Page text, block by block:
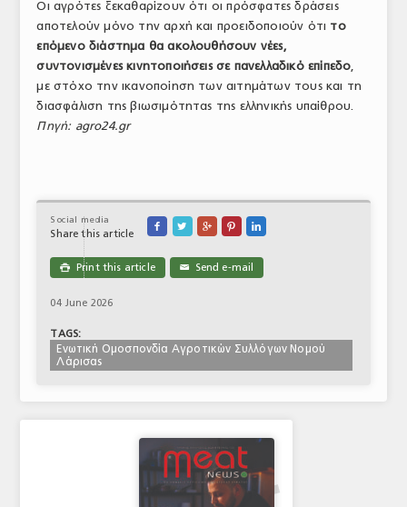
Οι αγρότες ξεκαθαρίζουν ότι οι πρόσφατες δράσεις
αποτελούν μόνο την αρχή και προειδοποιούν ότι το
επόμενο διάστημα θα ακολουθήσουν νέες,
συντονισμένες κινητοποιήσεις σε πανελλαδικό επίπεδο,
με στόχο την ικανοποίηση των αιτημάτων τους και τη
διασφάλιση της βιωσιμότητας της ελληνικής υπαίθρου.
Πηγή: agro24.gr
Social media
Share this article
    
 Print this article ✉ Send e-mail
04 June 2026
TAGS:
Ενωτική Ομοσπονδία Αγροτικών Συλλόγων Νομού
Λάρισας